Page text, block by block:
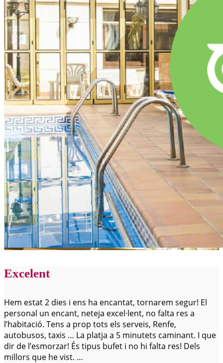
Excelent
Hem estat 2 dies i ens ha encantat, tornarem segur! El
personal un encant, neteja excel·lent, no falta res a
l’habitació. Tens a prop tots els serveis, Renfe,
autobusos, taxis … La platja a 5 minutets caminant. I que
dir de l’esmorzar! És tipus bufet i no hi falta res! Dels
millors que he vist. …